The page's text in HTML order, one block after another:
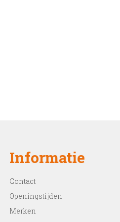
Informatie
Contact
Openingstijden
Merken